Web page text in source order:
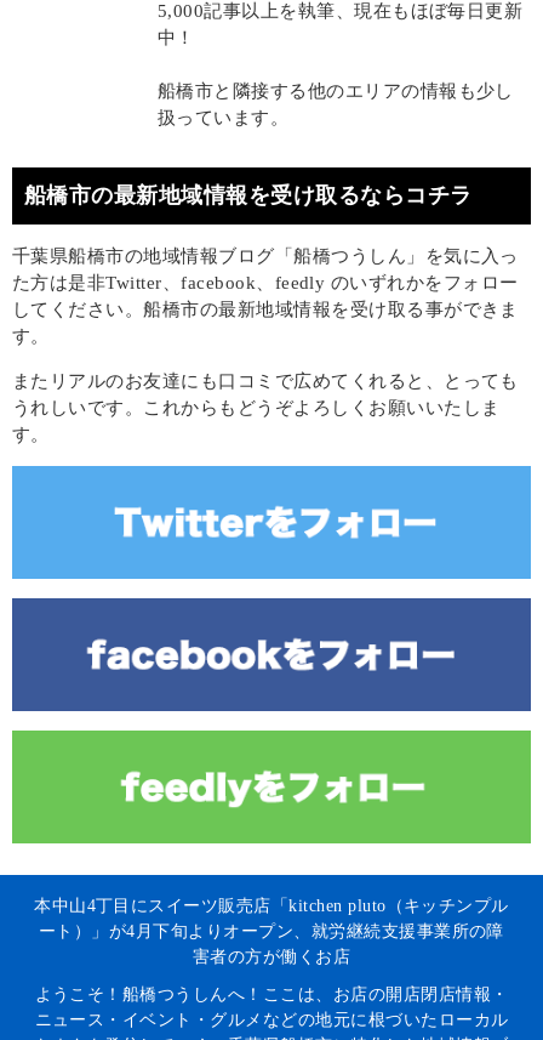
5,000記事以上を執筆、現在もほぼ毎日更新
中！
船橋市と隣接する他のエリアの情報も少し
扱っています。
船橋市の最新地域情報を受け取るならコチラ
千葉県船橋市の地域情報ブログ「船橋つうしん」を気に入っ
た方は是非Twitter、facebook、feedly のいずれかをフォロー
してください。船橋市の最新地域情報を受け取る事ができま
す。
またリアルのお友達にも口コミで広めてくれると、とっても
うれしいです。これからもどうぞよろしくお願いいたしま
す。
本中山4丁目にスイーツ販売店「kitchen pluto（キッチンプル
ート）」が4月下旬よりオープン、就労継続支援事業所の障
害者の方が働くお店
ようこそ！船橋つうしんへ！ここは、お店の開店閉店情報・
ニュース・イベント・グルメなどの地元に根づいたローカル